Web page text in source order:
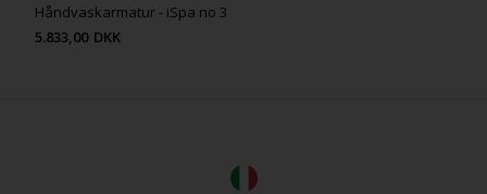
Håndvaskarmatur - iSpa no 3
5.833,00 DKK